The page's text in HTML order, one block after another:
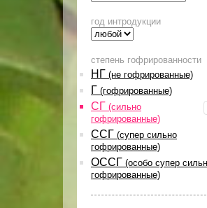
год интродукции
степень гофрированности
НГ (не гофрированные)
Г (гофрированные)
СГ (сильно
гофрированные)
ССГ (супер сильно
гофрированные)
ОССГ (особо супер
гофрированные)